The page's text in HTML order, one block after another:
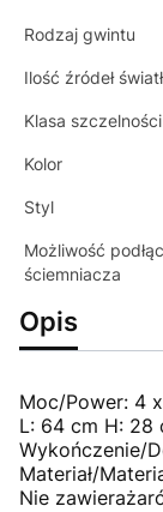
Rodzaj gwintu
Ilość źródeł
Klasa
Kolor
Styl
Możliwość
ściemniacza
Opis
Moc/Power: 4
L: 64 cm H: 28
Wykończenie/
Materiał/
Nie